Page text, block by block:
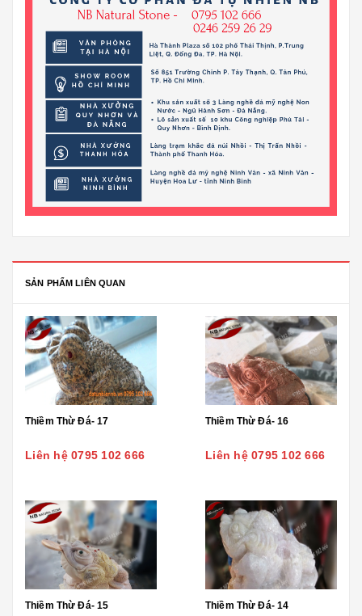
SẢN PHẨM LIÊN QUAN
Thiềm Thừ Đá- 17
Liên hệ 0795 102 666
Thiềm Thừ Đá- 16
Liên hệ 0795 102 666
Thiềm Thừ Đá- 15 Thiềm Thừ Đá- 14